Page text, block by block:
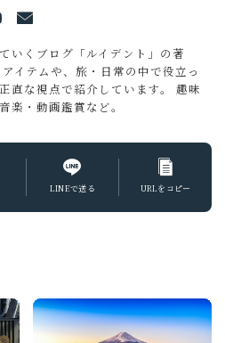
いくブログ「ルイデント」の著
イテムや、旅・日常の中で役立っ
直な視点で紹介しています。 趣味
楽・動画鑑賞など。
LINEで送る URLをコピー